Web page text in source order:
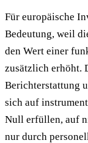
Für europäische
Bedeutung, weil
den Wert einer
zusätzlich erhöht.
Berichterstattung
sich auf
Null erfüllen, auf
nur durch